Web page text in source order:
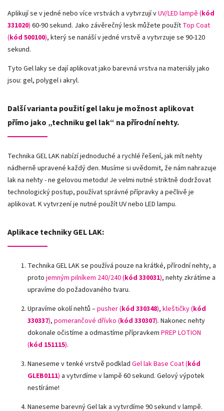
Aplikují se v jedné nebo více vrstvách a vytvrzují vUV/LED lampě (kód
331020) 60-90 sekund. Jako závěrečný lesk můžete použít Top Coat
(kód 500100), který se nanáší v jedné vrstvě a vytvrzuje se 90-120
sekund.
Tyto Gel laky se dají aplikovat jako barevná vrstva na materiály jako
jsou: gel, polygel i akryl.
Další varianta použití gel laku je možnost aplikovat
přímo jako „techniku gel lak“ na přírodní nehty.
Technika GEL LAK nabízí jednoduché a rychlé řešení, jak mít nehty
nádherně upravené každý den. Musíme si uvědomit, že nám nahrazuje
lak na nehty - ne gelovou metodu! Je velmi nutné striktně dodržovat
technologický postup, používat správné přípravky a pečlivě je
aplikovat. K vytvrzení je nutné použít UV nebo LED lampu.
Aplikace techniky GEL LAK:
Technika GEL LAK se používá pouze na krátké, přírodní nehty, a
proto jemným pilníkem 240/240 (kód 330031), nehty zkrátíme a
upravíme do požadovaného tvaru.
Upravíme okolí nehtů –pusher (kód 330348), kleštičky (kód
330337), pomerančové dřívko (kód 330307). Nakonec nehty
dokonale očistíme a odmastíme přípravkem PREP LOTION
(kód 151115).
Naneseme v tenké vrstvě podklad Gel lak Base Coat (kód
GLEB0111) a vytvrdíme v lampě 60 sekund. Gelový výpotek
nestíráme!
Naneseme barevný Gel lak a vytvrdíme 90 sekund v lampě.